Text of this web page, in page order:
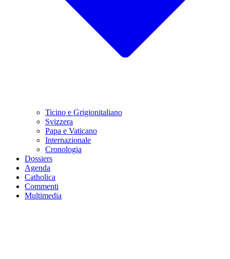
Ticino e Grigionitaliano
Svizzera
Papa e Vaticano
Internazionale
Cronologia
Dossiers
Agenda
Catholica
Commenti
Multimedia